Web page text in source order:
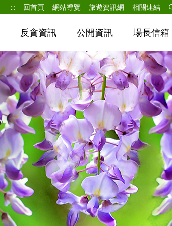
::: 回首頁 網站導覽 旅遊資訊網 相關連結
反貪資訊 公開資訊 場長信箱